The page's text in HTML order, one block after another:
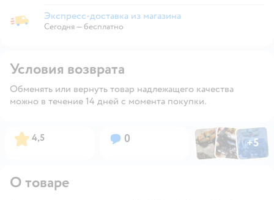
Экспресс-доставка из магазина
Экспресс-доставка из магазина
Сегодня—бесплатно
Условия возврата
Обменять или вернуть товар надлежащего качества
можно в течение 14 дней с момента покупки.
Рейтинг:
4,5 Вопросов:
0 ФотоФотоФото
+5
Открыть
О товаре